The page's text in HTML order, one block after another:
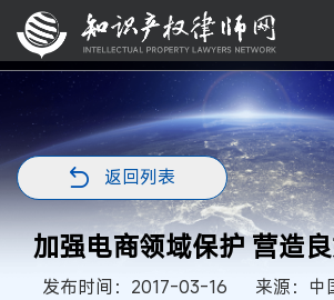
返回列表
加强电商领域保护 营造
发布时间：2017-03-16
来源：中